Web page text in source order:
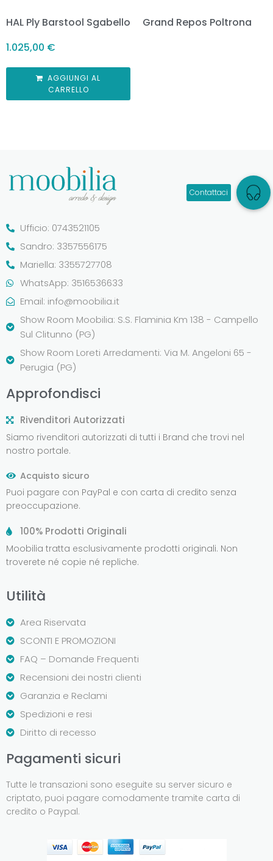
HAL Ply Barstool Sgabello
1.025,00 €
AGGIUNGI AL
CARRELLO
Grand Repos Poltrona
Ufficio: 0743521105
Sandro: 3357556175
Mariella: 3355727708
WhatsApp: 3516536633
Email: info@moobilia.it
Show Room Moobilia: S.S. Flaminia Km 138 - Campello
Sul Clitunno (PG)
Show Room Loreti Arredamenti: Via M. Angeloni 65 -
Perugia (PG)
Approfondisci
Rivenditori Autorizzati
Siamo rivenditori autorizzati di tutti i Brand che trovi nel
nostro portale.
Acquisto sicuro
Puoi pagare con PayPal e con carta di credito senza
preoccupazione.
100% Prodotti Originali
Moobilia tratta esclusivamente prodotti originali. Non
troverete né copie né repliche.
Utilità
Area Riservata
SCONTI E PROMOZIONI
FAQ – Domande Frequenti
Recensioni dei nostri clienti
Garanzia e Reclami
Spedizioni e resi
Diritto di recesso
Pagamenti sicuri
Tutte le transazioni sono eseguite su server sicuro e
criptato, puoi pagare comodamente tramite carta di
credito o Paypal.